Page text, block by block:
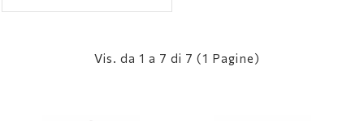
Vis. da 1 a 7 di 7 (1 Pagine)